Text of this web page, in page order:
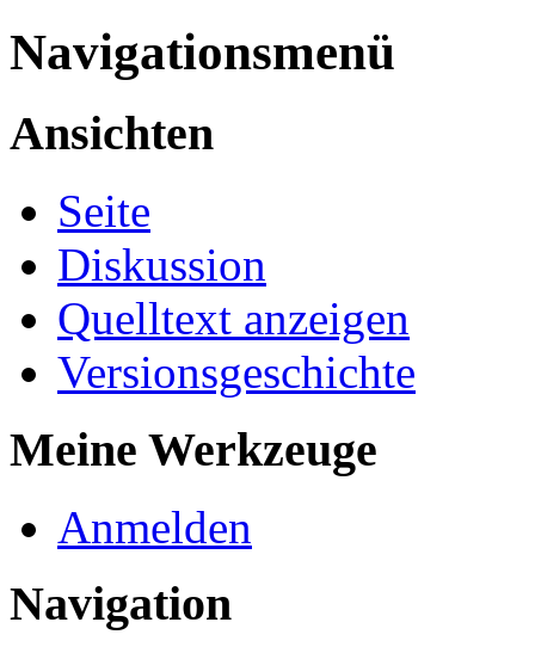
Navigationsmenü
Ansichten
Seite
Diskussion
Quelltext anzeigen
Versionsgeschichte
Meine Werkzeuge
Anmelden
Navigation